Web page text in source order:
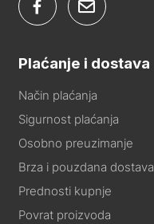
Plaćanje i dostava
Način plaćanja
Sigurnost plaćanja
Osobno preuzimanje
Brza i pouzdana dostava
Prednosti kupnje
Povrat proizvoda